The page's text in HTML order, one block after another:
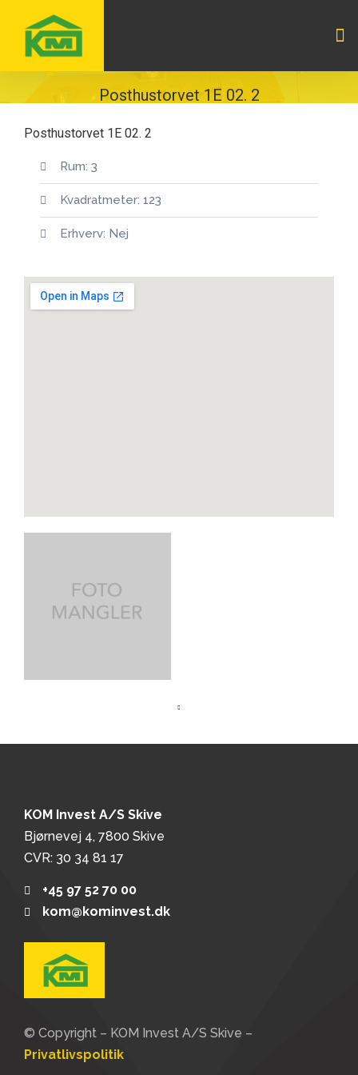
Posthustorvet 1E 02. 2
Posthustorvet 1E 02. 2
Rum: 3
Kvadratmeter: 123
Erhverv: Nej
© Copyright – KOM Invest A/S Skive –
Privatlivspolitik
KOM Invest A/S Skive
Bjørnevej 4, 7800 Skive
CVR: 30 34 81 17
+45 97 52 70 00
kom@kominvest.dk